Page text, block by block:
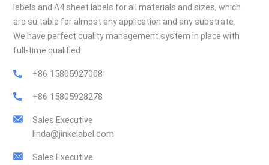
labels and A4 sheet labels for all materials and sizes, which
are suitable for almost any application and any substrate.
We have perfect quality management system in place with
full-time qualified
+86 15805927008
+86 15805928278
Sales Executive
linda@jinkelabel.com
Sales Executive